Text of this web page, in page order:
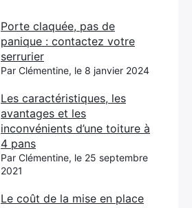
Porte claquée, pas de
panique : contactez votre
serrurier
Par Clémentine, le 8 janvier 2024
Les caractéristiques, les
avantages et les
inconvénients d’une toiture à
4 pans
Par Clémentine, le 25 septembre
2021
Le coût de la mise en place